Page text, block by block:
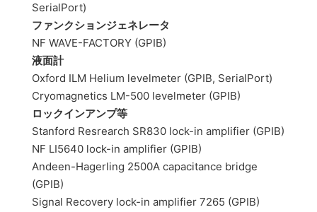
SerialPort)
ファンクションジェネレータ
NF WAVE-FACTORY (GPIB)
液面計
Oxford ILM Helium levelmeter (GPIB, SerialPort)
Cryomagnetics LM-500 levelmeter (GPIB)
ロックインアンプ等
Stanford Resrearch SR830 lock-in amplifier (GPIB)
NF LI5640 lock-in amplifier (GPIB)
Andeen-Hagerling 2500A capacitance bridge
(GPIB)
Signal Recovery lock-in amplifier 7265 (GPIB)